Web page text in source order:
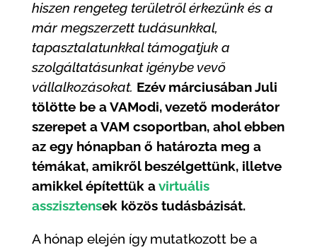
hiszen rengeteg területről érkezünk és a
már megszerzett tudásunkkal,
tapasztalatunkkal támogatjuk a
szolgáltatásunkat igénybe vevő
vállalkozásokat. Ezév márciusában Juli
tölötte be a VAModi, vezető moderátor
szerepet a VAM csoportban, ahol ebben
az egy hónapban ő határozta meg a
témákat, amikről beszélgettünk, illetve
amikkel építettük avirtuális
asszisztensek közös tudásbázisát.
A hónap elején így mutatkozott be a